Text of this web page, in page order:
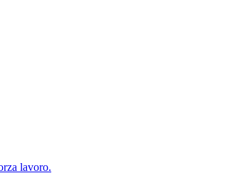
lavoro.